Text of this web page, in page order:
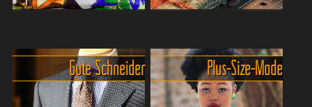
thailändischen Batik.Batik-
Kunst ist eine traditionelle
Textilkunstform, die
ursprünglich aus Siam, dem
Lederwaren in Thailand.
Kleidung lässt sich in
kleinen Boutiquen, an
Strassenständen oder auch
Gute Schneider Plus-Size-Mode